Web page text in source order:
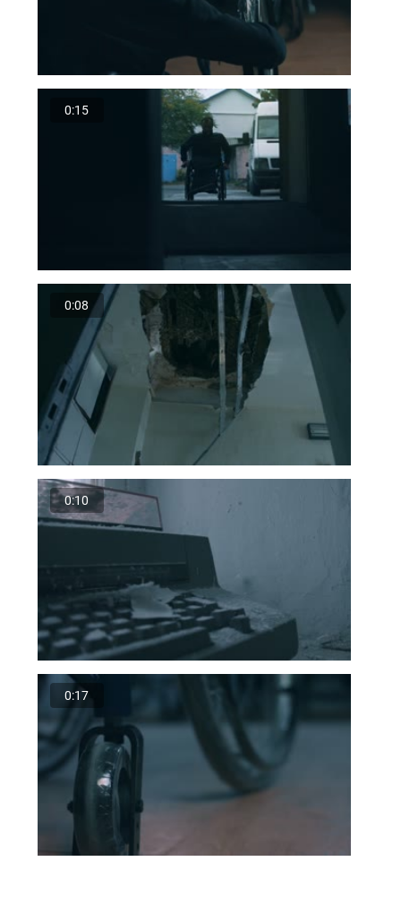
0:15
0:08
0:10
0:17